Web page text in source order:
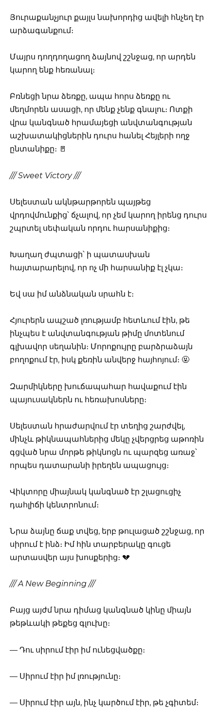
Յուրաքանչյուր քայլս նախորդից ավելի հնչեղ էր
արձագանքում։
Մայրս դողդողացող ձայնով շշնջաց, որ արդեն
կարող ենք հեռանալ։
Բռնեցի նրա ձեռքը, ապա հորս ձեռքը ու
մեղմորեն ասացի, որ մենք չենք գնալու։ Ոտքի
վրա կանգնած հրամայեցի անվտանգության
աշխատակիցներին դուրս հանել Հեյլերի ողջ
ընտանիքը։ 🚪
/// Sweet Victory ///
Սելեստան ակնթարթորեն պայթեց
վրդովմունքից՝ ճչալով, որ չեմ կարող իրենց դուրս
շպրտել սեփական որդու հարսանիքից։
Խաղաղ ժպտացի՝ ի պատասխան
հայտարարելով, որ ոչ մի հարսանիք էլ չկա։
Եվ սա իմ անձնական սրահն է։
Հյուրերն ապշած լռությամբ հետևում էին, թե
ինչպես է անվտանգության թիմը մոտենում
գլխավոր սեղանին։ Մորոքույրը բարձրաձայն
բողոքում էր, իսկ քեռին անվերջ հայհոյում։ 🤬
Զարմիկները խուճապահար հավաքում էին
պայուսակներն ու հեռախոսները։
Սելեստան հրաժարվում էր տեղից շարժվել,
մինչև թիկնապահներից մեկը չվերցրեց աթոռին
գցված նրա մորթե թիկնոցն ու պարզեց առաջ՝
որպես դատարանի իրեղեն ապացույց։
Վիկտորը միայնակ կանգնած էր շլացուցիչ
դահլիճի կենտրոնում։
Նրա ձայնը ճաք տվեց, երբ թուլացած շշնջաց, որ
սիրում է ինձ։ Իմ հին տարբերակը գուցե
արտասվեր այս խոսքերից։ 💔
/// A New Beginning ///
Բայց այժմ նրա դիմաց կանգնած կինը միայն
թեթևակի թեքեց գլուխը։
— Դու սիրում էիր իմ ունեցվածքը։
— Սիրում էիր իմ լռությունը։
— Սիրում էիր այն, ինչ կարծում էիր, թե չգիտեմ։